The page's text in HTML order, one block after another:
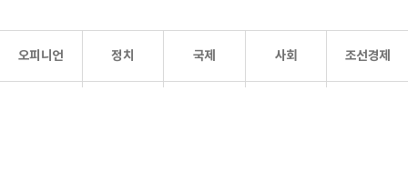
오피니언 정치 국제 사회 조선경제